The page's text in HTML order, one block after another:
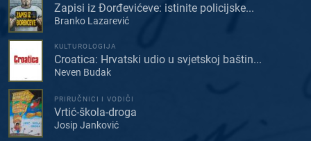
Zapisi iz Đorđevićeve: istinite policijske...
Branko Lazarević
KULTUROLOGIJA
Croatica: Hrvatski udio u svjetskoj baštin...
Neven Budak
PRIRUČNICI I VODIČI
Vrtić-škola-droga
Josip Janković